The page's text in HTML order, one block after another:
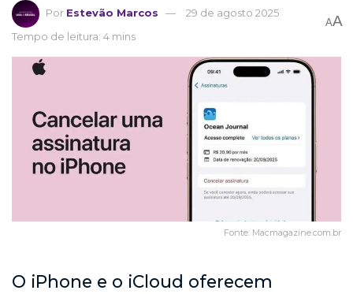
Por Estevão Marcos
29 de agosto 2025
Tempo de leitura: 4 mins
AA
Fonte: Macmagazine.com.br
O iPhone e o iCloud oferecem